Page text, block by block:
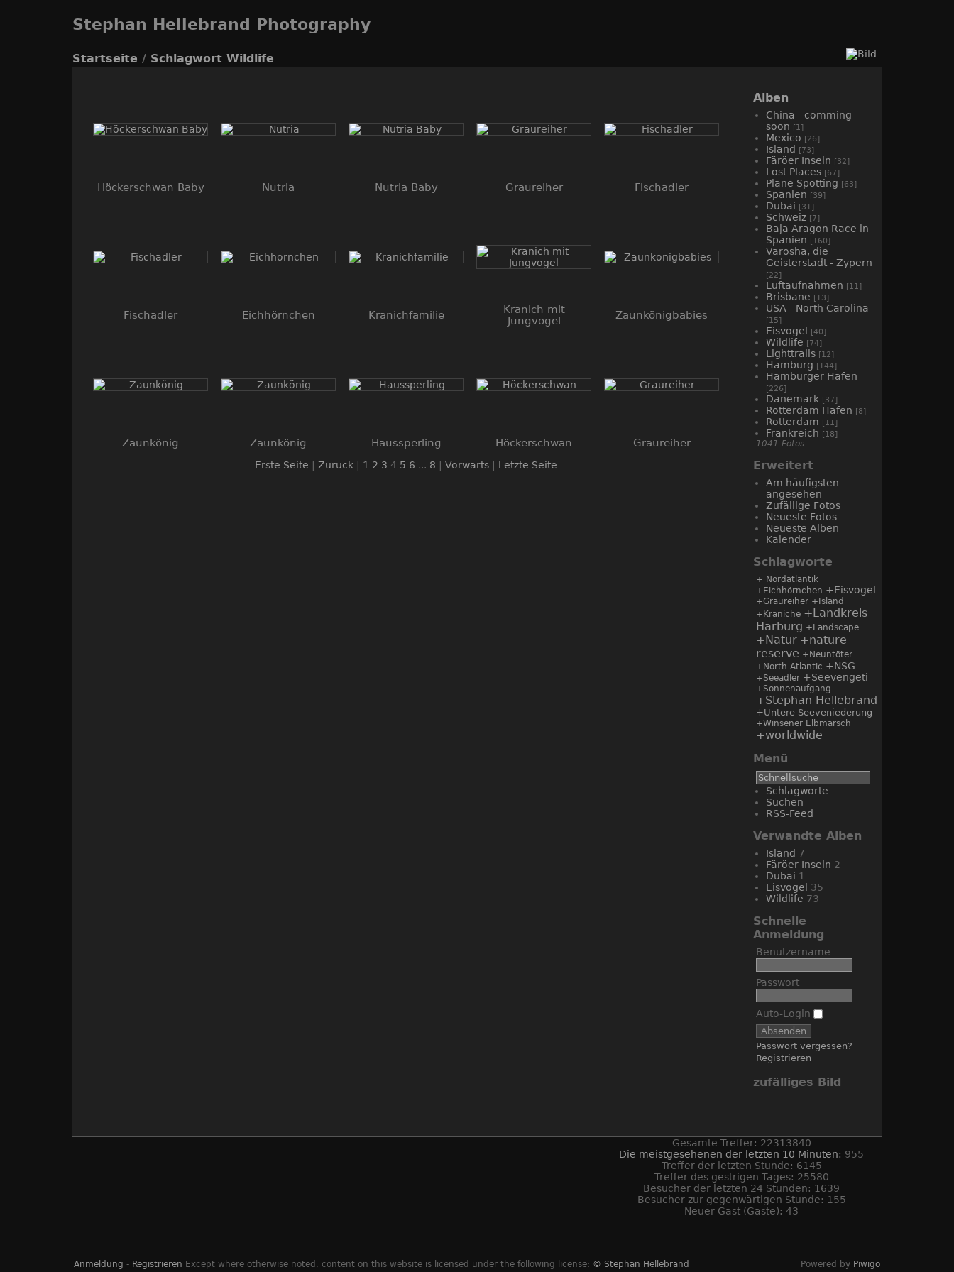
Stephan Hellebrand Photography
Startseite / Schlagwort Wildlife
Höckerschwan Baby Nutria Nutria Baby Graureiher Fischadler
Fischadler Eichhörnchen Kranichfamilie
Kranich mit
Jungvogel
Zaunkönigbabies
Zaunkönig Zaunkönig Haussperling Höckerschwan Graureiher
Erste Seite Zurück 1 2 3 4 5 6 ... 8 Vorwärts Letzte Seite
Alben
China - comming
soon [1]
Mexico [26]
Island [73]
Färöer Inseln [32]
Lost Places [67]
Plane Spotting [63]
Spanien [39]
Dubai [31]
Schweiz [7]
Baja Aragon Race in
Spanien [160]
Varosha, die
Geisterstadt - Zypern
[22]
Luftaufnahmen [11]
Brisbane [13]
USA - North Carolina
[15]
Eisvogel [40]
Wildlife [74]
Lighttrails [12]
Hamburg [144]
Hamburger Hafen
[226]
Dänemark [37]
Rotterdam Hafen [8]
Rotterdam [11]
Frankreich [18]
1041 Fotos
Erweitert
Am häufigsten
angesehen
Zufällige Fotos
Neueste Fotos
Neueste Alben
Kalender
Schlagworte
+ Nordatlantik
+Eichhörnchen +Eisvogel
+Graureiher +Island
+Kraniche +Landkreis
Harburg +Landscape
+Natur +nature
reserve +Neuntöter
+North Atlantic +NSG
+Seeadler +Seevengeti
+Sonnenaufgang
+Stephan Hellebrand
+Untere Seeveniederung
+Winsener Elbmarsch
+worldwide
Menü
Schlagworte
Suchen
RSS-Feed
Verwandte Alben
Island 7
Färöer Inseln 2
Dubai 1
Eisvogel
35
Wildlife 73
Schnelle
Anmeldung
Benutzername
Passwort
Auto-Login
Passwort vergessen?
Registrieren
zufälliges Bild
Gesamte Treffer: 22313840
Die meistgesehenen der letzten 10 Minuten: 955
Treffer der letzten Stunde: 6145
Treffer des gestrigen Tages: 25580
Besucher der letzten 24 Stunden: 1639
Besucher zur gegenwärtigen Stunde: 155
Neuer Gast (Gäste): 43
Anmeldung - Registrieren Except where otherwise noted, content on this website is licensed under the following license: © Stephan Hellebrand Powered by Piwigo